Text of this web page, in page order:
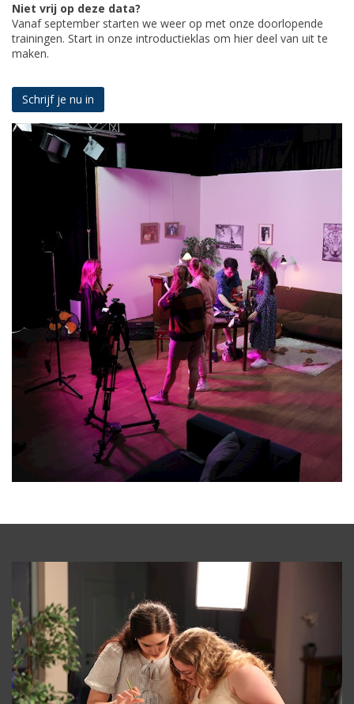
Niet vrij op deze data?
Vanaf september starten we weer op met onze doorlopende
trainingen. Start in onze introductieklas om hier deel van uit te
maken.
Schrijf je nu in